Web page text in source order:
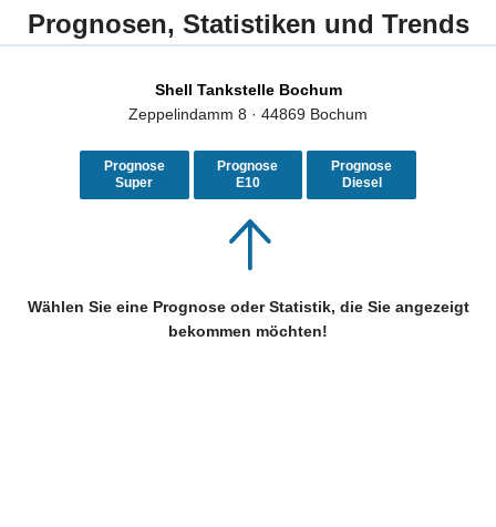
Prognosen, Statistiken und Trends
Shell Tankstelle Bochum
Zeppelindamm 8 · 44869 Bochum
Prognose
Super
Prognose
E10
Prognose
Diesel
Wählen Sie eine Prognose oder Statistik, die Sie angezeigt
bekommen möchten!